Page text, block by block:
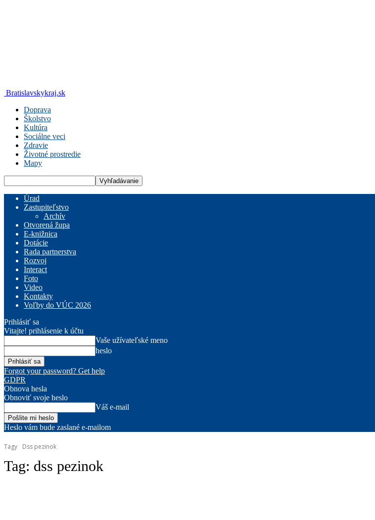
Bratislavskykraj.sk
Doprava
Školstvo
Kultúra
Sociálne veci
Zdravie
Životné prostredie
Mapy
Úrad
Zastupiteľstvo
Archív
Otvorená župa
E-knižnica
Dotácie
Rada partnerstva
Rozvoj
Interact
Foto
Video
Kontakty
Voľby do VÚC 2026
Prihlásiť sa
Vitajte! prihlásenie k účtu
Vaše užívateľské meno
heslo
Forgot your password? Get help
GDPR
Obnova hesla
Obnoviť svoje heslo
Váš e-mail
Heslo vám bude zaslané e-mailom
Tagy Dss pezinok
Tag: dss pezinok